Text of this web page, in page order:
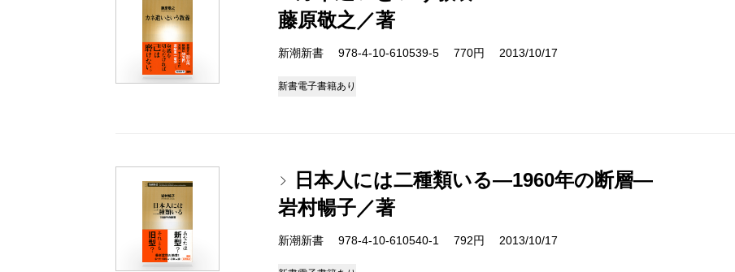
藤原敬之／著
新潮新書 978-4-10-610539-5 770円 2013/10/17
新書電子書籍あり
日本人には二種類いる―1960年の断層―
岩村暢子／著
新潮新書 978-4-10-610540-1 792円 2013/10/17